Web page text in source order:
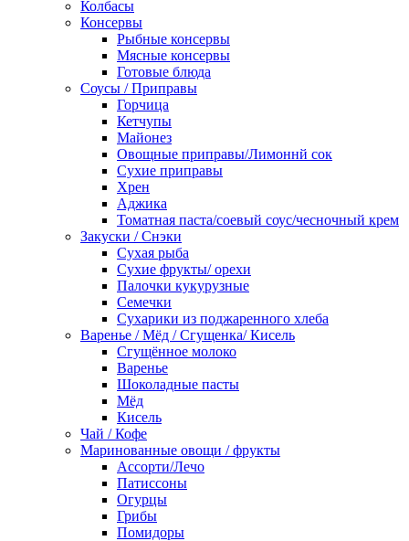
Колбасы
Консервы
Рыбные консервы
Мясные консервы
Готовые блюда
Соусы / Приправы
Горчица
Кетчупы
Майонез
Овощные приправы/Лимоннй сок
Сухие приправы
Хрен
Аджика
Томатная паста/соевый соус/чесночный крем
Закуски / Снэки
Сухая рыба
Сухие фрукты/ орехи
Палочки кукурузные
Семечки
Сухарики из поджаренного хлеба
Варенье / Мёд / Сгущенка/ Кисель
Сгущённое молоко
Варенье
Шоколадные пасты
Мёд
Кисель
Чай / Кофе
Маринованные овощи / фрукты
Ассорти/Лечо
Патиссоны
Огурцы
Грибы
Помидоры